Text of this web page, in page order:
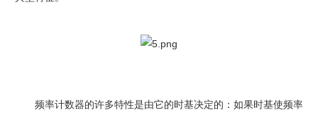
频率计数器的许多特性是由它的时基决定的：如果时基使频率